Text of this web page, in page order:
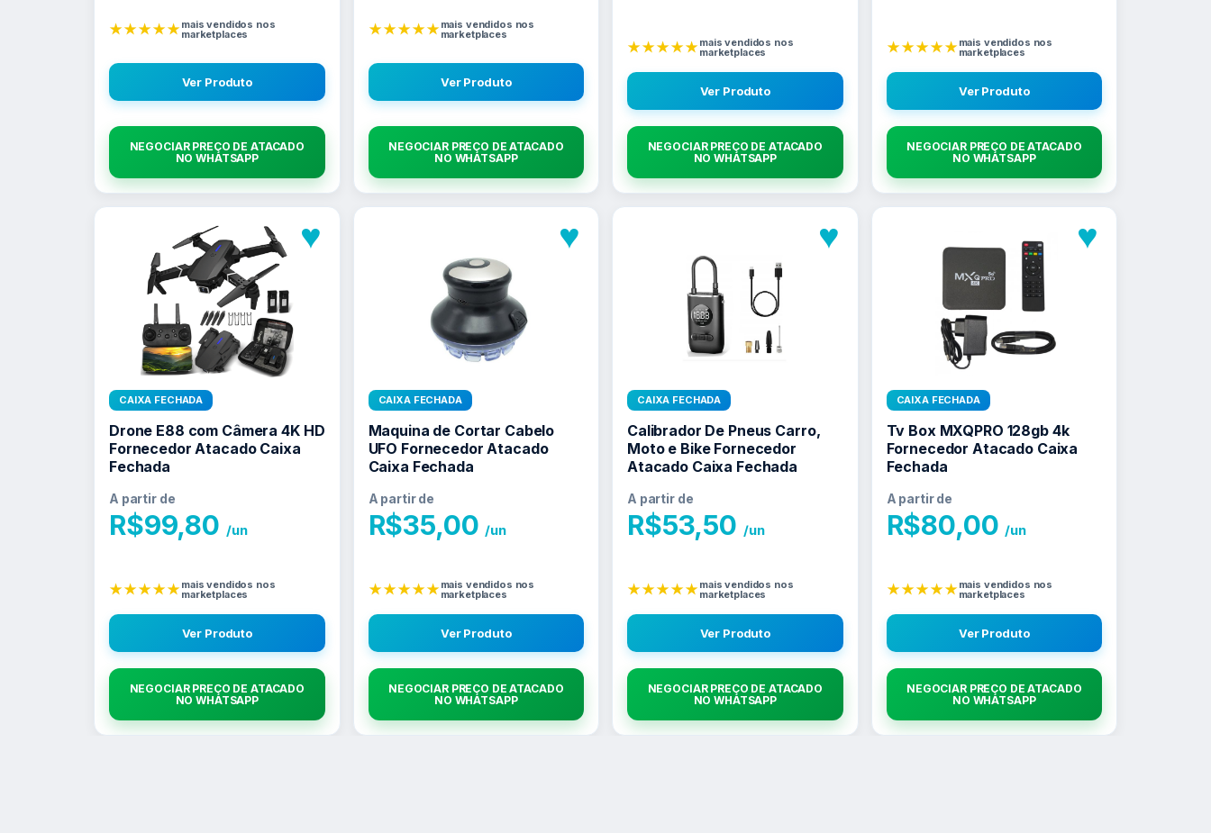
★★★★★mais vendidos nos
marketplaces
Ver Produto
NEGOCIAR PREÇO DE ATACADO
NO WHATSAPP
★★★★★mais vendidos nos
marketplaces
Ver Produto
NEGOCIAR PREÇO DE ATACADO
NO WHATSAPP
★★★★★mais vendidos nos
marketplaces
Ver Produto
NEGOCIAR PREÇO DE ATACADO
NO WHATSAPP
★★★★★mais vendidos nos
marketplaces
Ver Produto
NEGOCIAR PREÇO DE ATACADO
NO WHATSAPP
♥
CAIXA FECHADA
Drone E88 com Câmera 4K HD
Fornecedor Atacado Caixa
Fechada
A partir de
R$99,80 /un
★★★★★mais vendidos nos
marketplaces
Ver Produto
NEGOCIAR PREÇO DE ATACADO
NO WHATSAPP
♥
CAIXA FECHADA
Maquina de Cortar Cabelo
UFO Fornecedor Atacado
Caixa Fechada
A partir de
R$35,00 /un
★★★★★mais vendidos nos
marketplaces
Ver Produto
NEGOCIAR PREÇO DE ATACADO
NO WHATSAPP
♥
CAIXA FECHADA
Calibrador De Pneus Carro,
Moto e Bike Fornecedor
Atacado Caixa Fechada
A partir de
R$53,50 /un
★★★★★mais vendidos nos
marketplaces
Ver Produto
NEGOCIAR PREÇO DE ATACADO
NO WHATSAPP
♥
CAIXA FECHADA
Tv Box MXQPRO 128gb 4k
Fornecedor Atacado Caixa
Fechada
A partir de
R$80,00 /un
★★★★★mais vendidos nos
marketplaces
Ver Produto
NEGOCIAR PREÇO DE ATACADO
NO WHATSAPP